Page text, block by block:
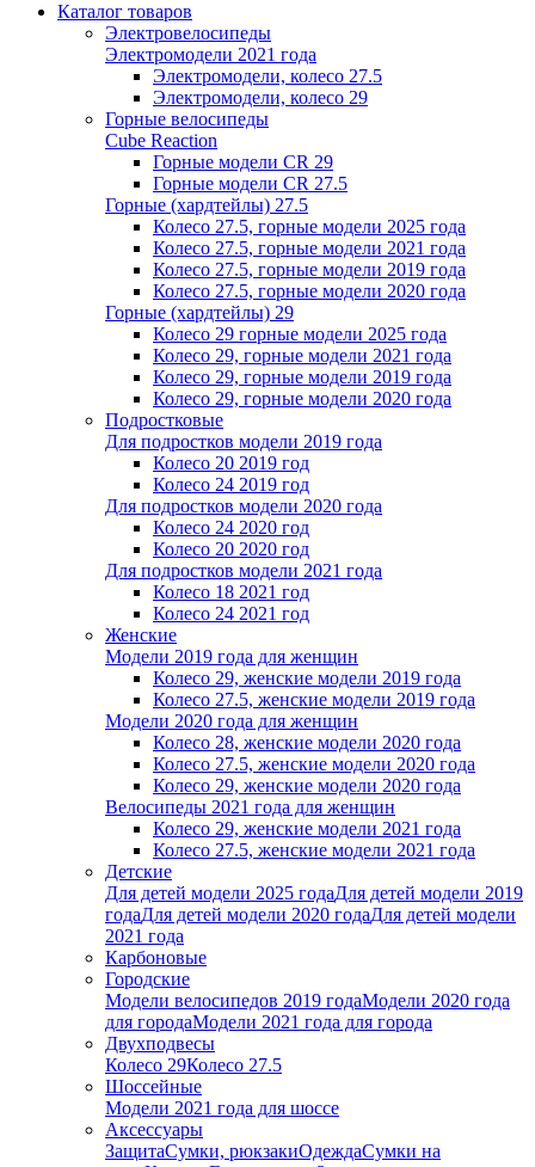
Каталог товаров
Электровелосипеды
Электромодели 2021 года
Электромодели, колесо 27.5
Электромодели, колесо 29
Горные велосипеды
Cube Reaction
Горные модели CR 29
Горные модели CR 27.5
Горные (хардтейлы) 27.5
Колесо 27.5, горные модели 2025 года
Колесо 27.5, горные модели 2021 года
Колесо 27.5, горные модели 2019 года
Колесо 27.5, горные модели 2020 года
Горные (хардтейлы) 29
Колесо 29 горные модели 2025 года
Колесо 29, горные модели 2021 года
Колесо 29, горные модели 2019 года
Колесо 29, горные модели 2020 года
Подростковые
Для подростков модели 2019 года
Колесо 20 2019 год
Колесо 24 2019 год
Для подростков модели 2020 года
Колесо 24 2020 год
Колесо 20 2020 год
Для подростков модели 2021 года
Колесо 18 2021 год
Колесо 24 2021 год
Женскиe
Модели 2019 года для женщин
Колесо 29, женские модели 2019 года
Колесо 27.5, женские модели 2019 года
Модели 2020 года для женщин
Колесо 28, женские модели 2020 года
Колесо 27.5, женские модели 2020 года
Колесо 29, женские модели 2020 года
Велосипеды 2021 года для женщин
Колесо 29, женские модели 2021 года
Колесо 27.5, женские модели 2021 года
Детские
Для детей модели 2025 годаДля детей модели 2019
годаДля детей модели 2020 годаДля детей модели
2021 года
Карбоновые
Городские
Модели велосипедов 2019 годаМодели 2020 года
для городаМодели 2021 года для города
Двухподвесы
Колесо 29Колесо 27.5
Шоссейные
Модели 2021 года для шоссе
Аксессуары
ЗащитаСумки, рюкзакиОдеждаСумки на